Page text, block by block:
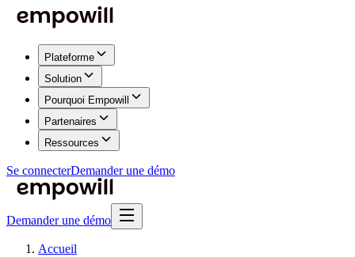
Plateforme
Solution
Pourquoi Empowill
Partenaires
Ressources
Se connecterDemander une démo
Demander une démo
Accueil